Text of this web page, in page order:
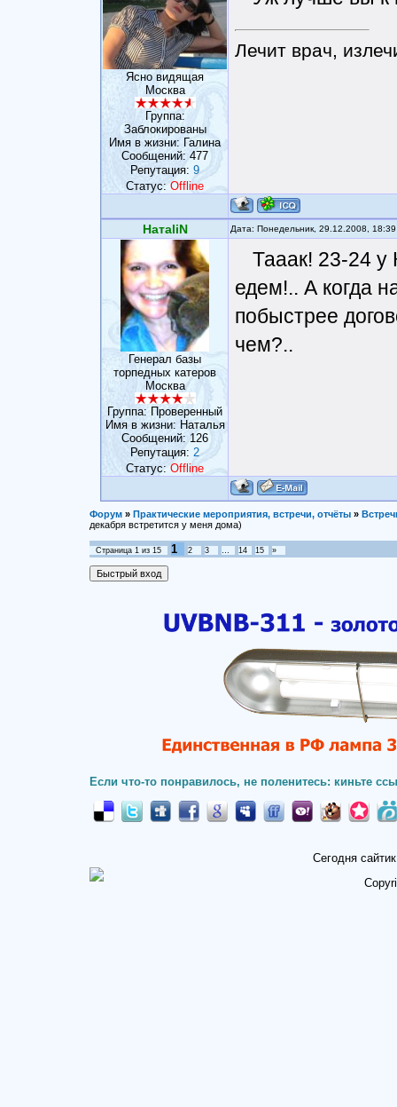
Ясно видящая
Москва
Группа:
Заблокированы
Имя в жизни: Галина
Сообщений: 477
Репутация: 9
Статус:Offline
Лечит врач,
НатаliN Дата: Понедельник, 29.12.2008,
Генерал базы
торпедных катеров
Москва
Группа: Проверенный
Имя в жизни: Наталья
Сообщений: 126
Репутация: 2
Статус:Offline
Тааак! 23-24 у
едем!.. А когда
побыстрее
чем?..
Форум » Практические мероприятия, встречи, отчёты »
декабря встретится у меня дома)
Страница 1 из 15 1 2 3 … 14 15 »
Если что-то понравилось, не поленитесь: киньте
Сегодня